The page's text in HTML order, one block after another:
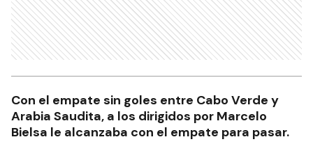
Con el empate sin goles entre Cabo Verde y
Arabia Saudita, a los dirigidos por Marcelo
Bielsa le alcanzaba con el empate para pasar.